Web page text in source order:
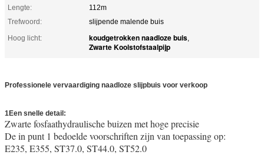
Lengte:
112m
Trefwoord:
slijpende malende buis
Hoog licht:
koudgetrokken naadloze buis,
Zwarte Koolstofstaalpijp
Professionele vervaardiging naadloze slijpbuis voor verkoop
1Een snelle detail:
Zwarte fosfaathydraulische buizen met hoge precisie
De in punt 1 bedoelde voorschriften zijn van toepassing op:
E235, E355, ST37.0, ST44.0, ST52.0